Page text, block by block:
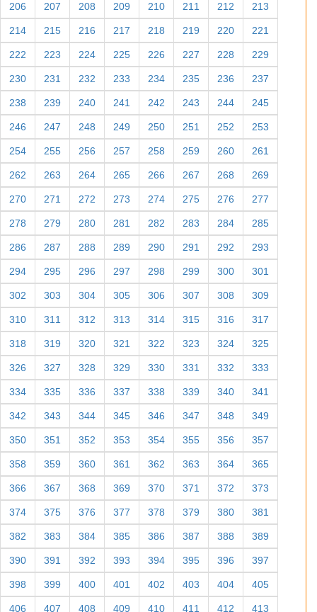
206 207 208 209 210 211 212 213
214 215 216 217 218 219 220 221
222 223 224 225 226 227 228 229
230 231 232 233 234 235 236 237
238 239 240 241 242 243 244 245
246 247 248 249 250 251 252 253
254 255 256 257 258 259 260 261
262 263 264 265 266 267 268 269
270 271 272 273 274 275 276 277
278 279 280 281 282 283 284 285
286 287 288 289 290 291 292 293
294 295 296 297 298 299 300 301
302 303 304 305 306 307 308 309
310 311 312 313 314 315 316 317
318 319 320 321 322 323 324 325
326 327 328 329 330 331 332 333
334 335 336 337 338 339 340 341
342 343 344 345 346 347 348 349
350 351 352 353 354 355 356 357
358 359 360 361 362 363 364 365
366 367 368 369 370 371 372 373
374 375 376 377 378 379 380 381
382 383 384 385 386 387 388 389
390 391 392 393 394 395 396 397
398 399 400 401 402 403 404 405
406 407 408 409 410 411 412 413